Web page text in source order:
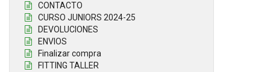
CONTACTO
CURSO JUNIORS 2024-25
DEVOLUCIONES
ENVIOS
Finalizar compra
FITTING TALLER